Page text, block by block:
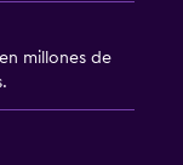
millones de